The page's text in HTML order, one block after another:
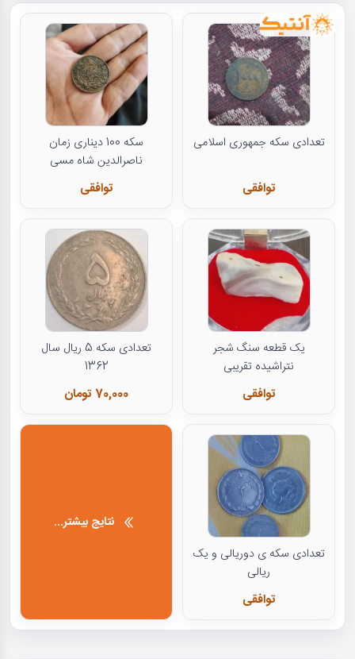
تعدادی سکه جمهوری اسلامی
توافقی
سکه 100 دیناری زمان
ناصرالدین شاه مسی
توافقی
یک قطعه سنگ شجر
نتراشیده تقریبی
توافقی
تعدادی سکه 5 ریال سال
1362
70,000 تومان
تعدادی سکه ی دوریالی و یک
ریالی
توافقی
نتایج بیشتر...